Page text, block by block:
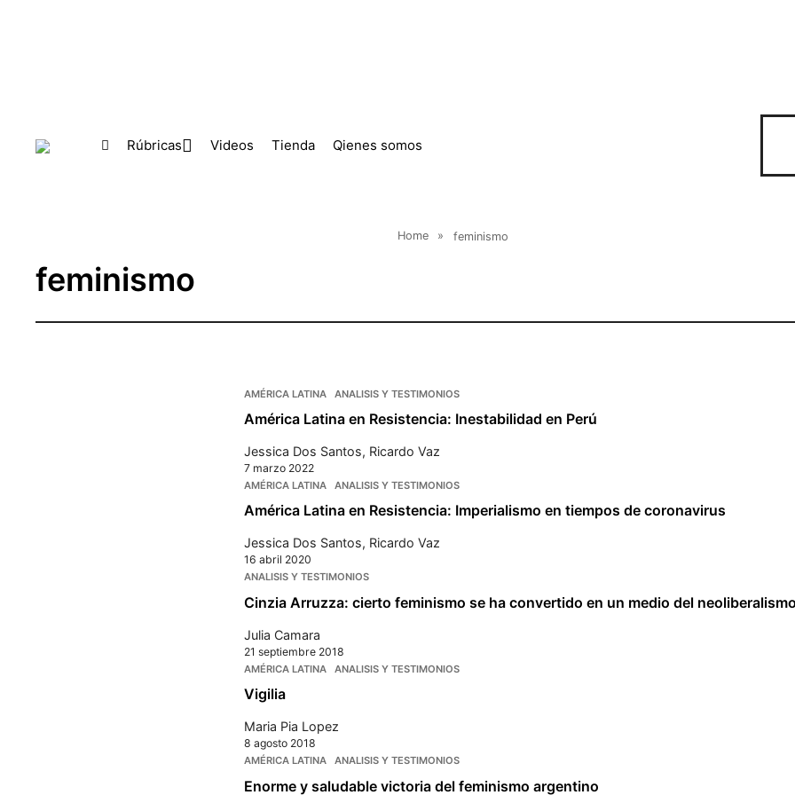
Rúbricas Videos Tienda Qienes somos
Home » feminismo
feminismo
AMÉRICA LATINA ANALISIS Y TESTIMONIOS
América Latina en Resistencia: Inestabilidad en Perú
Jessica Dos Santos, Ricardo Vaz
7 marzo 2022
AMÉRICA LATINA ANALISIS Y TESTIMONIOS
América Latina en Resistencia: Imperialismo en tiempos de coronavirus
Jessica Dos Santos, Ricardo Vaz
16 abril 2020
ANALISIS Y TESTIMONIOS
Cinzia Arruzza: cierto feminismo se ha convertido en un medio del
Julia Camara
21 septiembre 2018
AMÉRICA LATINA ANALISIS Y TESTIMONIOS
Vigilia
Maria Pia Lopez
8 agosto 2018
AMÉRICA LATINA ANALISIS Y TESTIMONIOS
Enorme y saludable victoria del feminismo argentino